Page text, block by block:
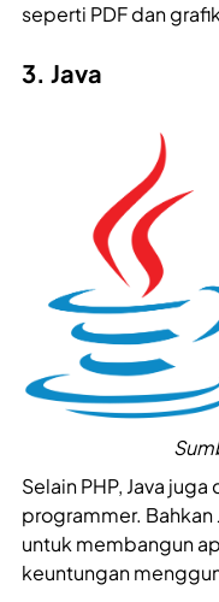
seperti PDF dan
3. Java
Selain PHP, Java
programmer. Bahkan
untuk membangun
keuntungan